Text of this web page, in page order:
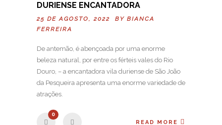
DURIENSE ENCANTADORA
25 DE AGOSTO, 2022 BY BIANCA
FERREIRA
De antemão, é abençoada por uma enorme
beleza natural, por entre os férteis vales do Rio
Douro, – a encantadora vila duriense de São João
da Pesqueira apresenta uma enorme variedade de
atrações.
0
READ MORE